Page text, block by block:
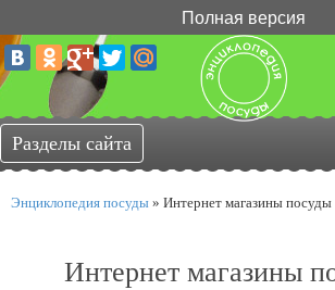
Полная версия
Энциклопедия посуды » Интернет магазины посуды
Интернет магазины